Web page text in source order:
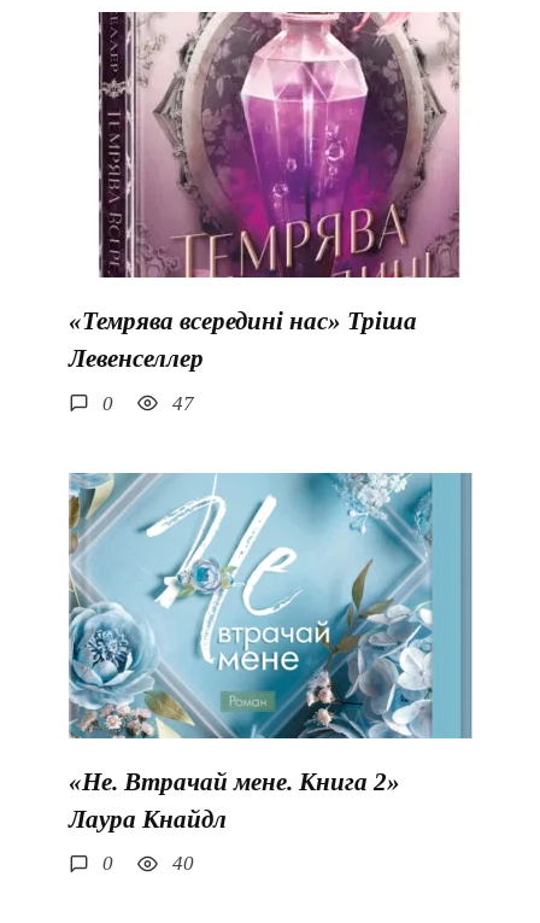
«Темрява всередині нас» Тріша
Левенселлер
0 47
«Не. Втрачай мене. Книга 2»
Лаура Кнайдл
0 40